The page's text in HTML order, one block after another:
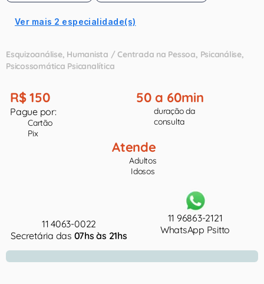
Ver mais 2 especialidade(s)
Esquizoanálise Humanista / Centrada na Pessoa Psicanálise
Psicossomática Psicanalítica
R$ 150
Pague por:
Cartão
Pix
50 a 60min
duração da
consulta
Atende
Adultos
Idosos
11 4063-0022
Secretária das 07hs às 21hs
11 96863-2121
WhatsApp Psitto